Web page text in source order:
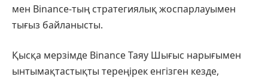
мен Binance-тың стратегиялық жоспарлауымен
тығыз байланысты.
Қысқа мерзімде Binance Таяу Шығыс нарығымен
ынтымақтастықты тереңірек енгізген кезде,